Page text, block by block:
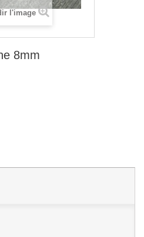
l'image
8mm